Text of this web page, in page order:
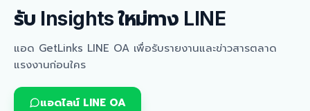
รับ Insights ใหม่ทาง LINE
แอด GetLinks LINE OA เพื่อรับรายงานและข่าวสารตลาด
แรงงานก่อนใคร
แอดไลน์ LINE OA